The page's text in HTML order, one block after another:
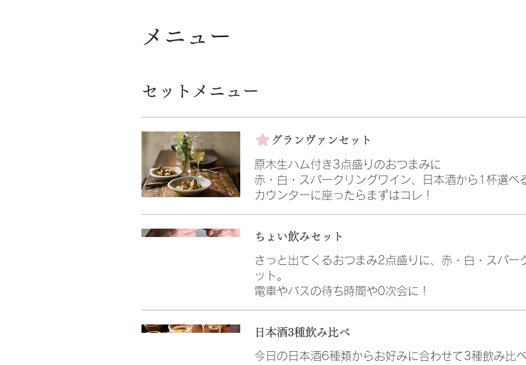
メニュー
セットメニュー
グランヴァンセット
原木生ハム付き3点盛りのおつまみに
赤・白・スパークリングワイン、日本酒から1杯選べ
カウンターに座ったらまずはコレ！
ちょい飲みセット
さっと出てくるおつまみ2点盛りに、赤・白・スパ
ット。
電車やバスの待ち時間や0次会に！
日本酒3種飲み比べ
今日の日本酒6種類からお好みに合わせて3種飲み比